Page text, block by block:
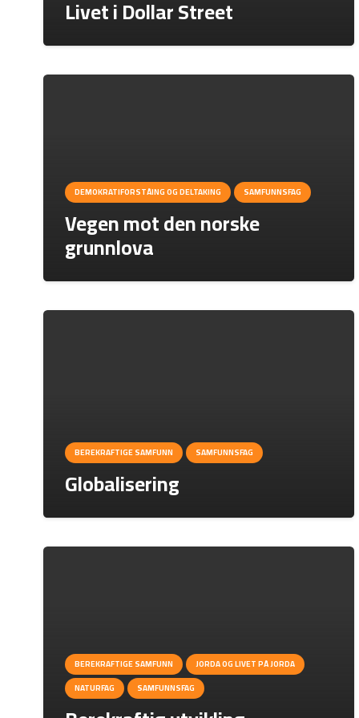
Livet i Dollar Street
DEMOKRATIFORSTÅING OG DELTAKING SAMFUNNSFAG
Vegen mot den norske
grunnlova
BEREKRAFTIGE SAMFUNN SAMFUNNSFAG
Globalisering
BEREKRAFTIGE SAMFUNN
JORDA OG LIVET PÅ JORDA
NATURFAG
SAMFUNNSFAG